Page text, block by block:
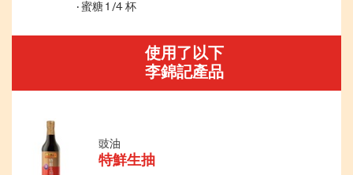
蜜糖 1 /4 杯
使用了以下
李錦記產品
豉油
特鮮生抽